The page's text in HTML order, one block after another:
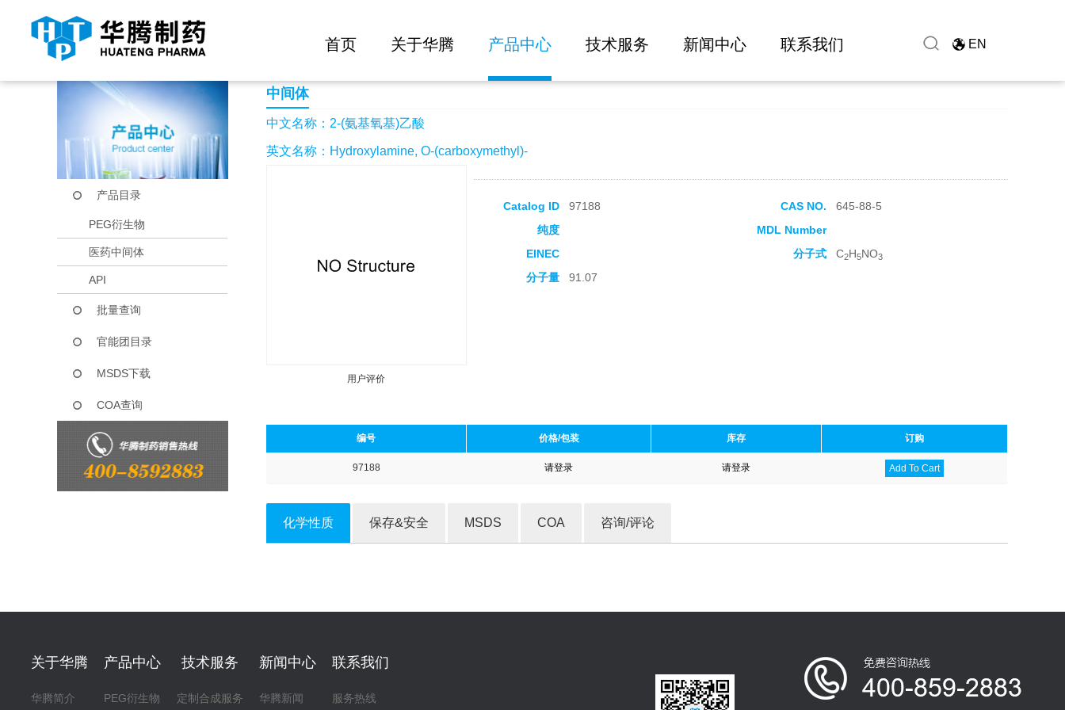
首页 关于华腾 产品中心 技术服务 新闻中心 联系我们 EN
当前位置： 首页 产品中心 2-(氨基氧基)乙酸
产品目录
PEG衍生物
医药中间体
API
批量查询
官能团目录
MSDS下载
COA查询
中间体
中文名称：2-(氨基氧基)乙酸
英文名称：Hydroxylamine, O-(carboxymethyl)-
用户评价
Catalog ID 97188 CAS NO.
645-88-5
纯度
MDL Number
EINEC
分子式 C2H5NO3
分子量 91.07
编号 价格/包装 库存 订购
97188 请登录 请登录 Add To Cart
化学性质 保存&安全 MSDS COA 咨询/评论
关于华腾
华腾简介
产品中心
PEG衍生物
技术服务
定制合成服务
新闻中心
华腾新闻
联系我们
服务热线